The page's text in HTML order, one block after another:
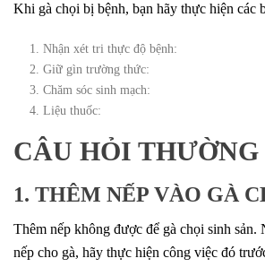
Khi gà chọi bị bệnh, bạn hãy thực hiện các
Nhận xét tri thực độ bệnh:
Giữ gìn trường thức:
Chăm sóc sinh mạch:
Liệu thuốc:
CÂU HỎI THƯỜNG
1. THÊM NẾP VÀO GÀ
Thêm nếp không được để gà chọi sinh sản.
nếp cho gà, hãy thực hiện công việc đó